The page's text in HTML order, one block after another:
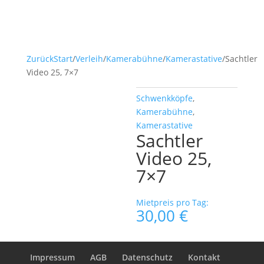
ZurückStart/Verleih/Kamerabühne/Kamerastative/Sachtler
Video 25, 7×7
Schwenkköpfe,
Kamerabühne,
Kamerastative
Sachtler
Video 25,
7×7
Mietpreis pro Tag:
30,00€
Impressum AGB Datenschutz Kontakt